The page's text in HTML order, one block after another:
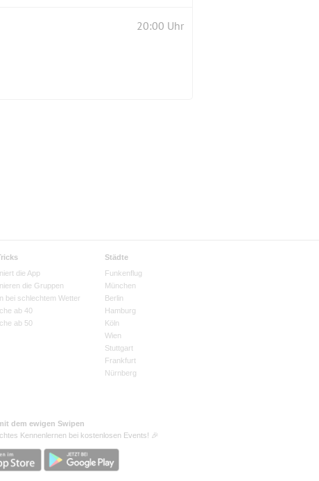
20:00 Uhr
die App
die Gruppen
bei schlechtem Wetter
ab 40
ab 50
Städte
Funkenflug
München
Berlin
Hamburg
Köln
Wien
Stuttgart
Frankfurt
Nürnberg
dem ewigen Swipen
Kennenlernen bei kostenlosen Events! 🎉